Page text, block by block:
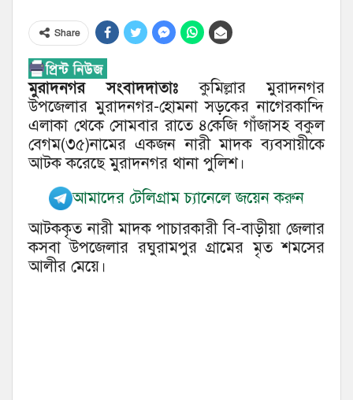
Share
মুরাদনগর সংবাদদাতাঃ কুমিল্লার মুরাদনগর
উপজেলার মুরাদনগর-হোমনা সড়কের নাগেরকান্দি
এলাকা থেকে সোমবার রাতে ৪কেজি গাঁজাসহ বকুল
বেগম(৩৫)নামের একজন নারী মাদক ব্যবসায়ীকে
আটক করেছে মুরাদনগর থানা পুলিশ।
আমাদের টেলিগ্রাম চ্যানেলে জয়েন করুন
আটককৃত নারী মাদক পাচারকারী বি-বাড়ীয়া জেলার
কসবা উপজেলার রঘুরামপুর গ্রামের মৃত শমসের
আলীর মেয়ে।